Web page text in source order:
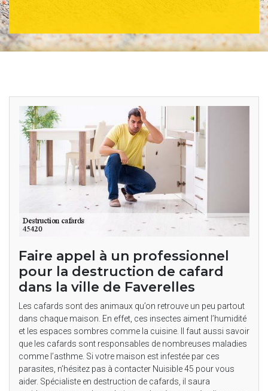
Faire appel à un professionnel
pour la destruction de cafard
dans la ville de Faverelles
Les cafards sont des animaux qu’on retrouve un peu partout
dans chaque maison. En effet, ces insectes aiment l’humidité
et les espaces sombres comme la cuisine. Il faut aussi savoir
que les cafards sont responsables de nombreuses maladies
comme l’asthme. Si votre maison est infestée par ces
parasites, n’hésitez pas à contacter Nuisible 45 pour vous
aider. Spécialiste en destruction de cafards, il saura